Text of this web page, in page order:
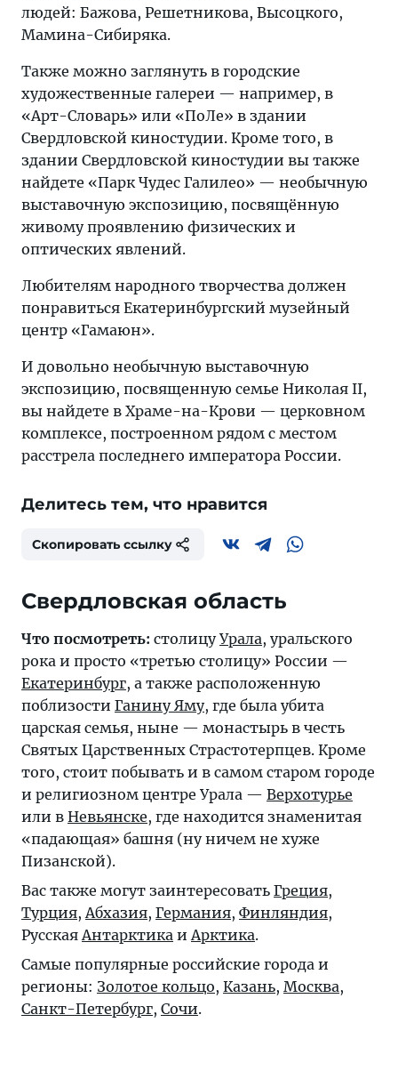
людей: Бажова, Решетникова, Высоцкого,
Мамина-Сибиряка.
Также можно заглянуть в городские
художественные галереи — например, в
«Арт-Словарь» или «ПоЛе» в здании
Свердловской киностудии. Кроме того, в
здании Свердловской киностудии вы также
найдете «Парк Чудес Галилео» — необычную
выставочную экспозицию, посвящённую
живому проявлению физических и
оптических явлений.
Любителям народного творчества должен
понравиться Екатеринбургский музейный
центр «Гамаюн».
И довольно необычную выставочную
экспозицию, посвященную семье Николая II,
вы найдете в Храме-на-Крови — церковном
комплексе, построенном рядом с местом
расстрела последнего императора России.
Делитесь тем, что нравится
Скопировать ссылку
Свердловская область
Что посмотреть: столицуУрала, уральского
рока и просто «третью столицу» России —
Екатеринбург, а также расположенную
поблизости Ганину Яму, где была убита
царская семья, ныне — монастырь в честь
Святых Царственных Страстотерпцев. Кроме
того, стоит побывать и в самом старом городе
и религиозном центре Урала — Верхотурье
или в Невьянске, где находится знаменитая
«падающая» башня (ну ничем не хуже
Пизанской).
Вас также могут заинтересовать Греция,
Турция, Абхазия, Германия, Финляндия,
Русская Антарктика и Арктика.
Самые популярные российские города и
регионы: Золотое кольцо, Казань, Москва,
Санкт-Петербург, Сочи.